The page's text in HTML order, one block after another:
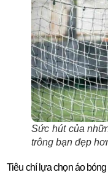
Sức hút của
trông bạn đẹp
Tiêu chí lựa chọn áo